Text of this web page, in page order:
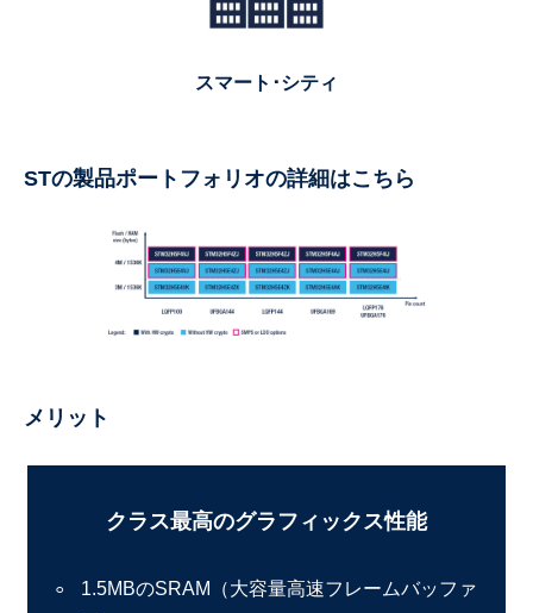
スマート･シティ
STの製品ポートフォリオの詳細はこちら
メリット
クラス最高のグラフィックス性能
1.5MBのSRAM（大容量高速フレームバッファ